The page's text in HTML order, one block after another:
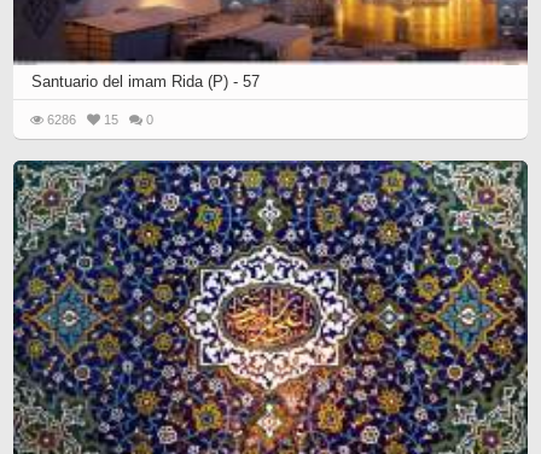
Santuario del imam Rida (P) - 57
6286 15 0